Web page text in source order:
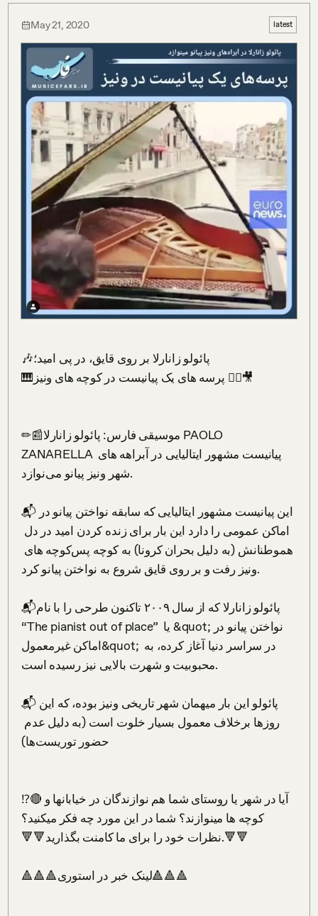
May 21, 2020 latest
🎶پائولو زانارلا بر روی قایق، در پی امید؛⁣
🎹پرسه های یک پیانیست در کوچه های ونیز 🚣‍♂️🎥⁣
✏📰موسیقی فارس: پائولو زانارلا PAOLO
ZANARELLA پیانیست مشهور ایتالیایی در آبراهه های
شهر ونیز پیانو می‌نوازد.⁣
📬این پیانیست مشهور ایتالیایی که سابقه نواختن پیانو در
ونیز رفت و بر روی قایق شروع به نواختن پیانو کرد. ⁣
📬پائولو زانارلا که از سال ۲۰۰۹ تاکنون طرحی را با نام
“The pianist out of place”  یا &quot;نواختن پیانو در
اماکن غیرمعمول&quot; در سراسر دنیا آغاز کرده، به
محبوبیت و شهرت بالایی نیز رسیده است.⁣
📬پائولو این بار میهمان شهر تاریخی ونیز بوده، که این
حضور توریست‌ها)⁣
⁉️🔴آیا در شهر یا روستای شما هم نوازندگان در خیابانها و
کوچه ها مینوازند؟ شما در این مورد چه فکر میکنید؟ ⁣
🔻🔻نظرات خود را برای ما کامنت بگذارید.🔻🔻⁣
🔺️🔺️🔺️لینک خبر در استوری🔺️🔺️🔺️⁣